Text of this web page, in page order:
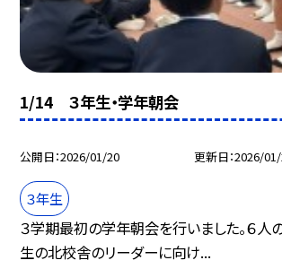
1/14 ３年生・学年朝会
公開日 2026/01/20 更新日 2026/
３年生
３学期最初の学年朝会を行いました。６人
生の北校舎のリーダーに向け...